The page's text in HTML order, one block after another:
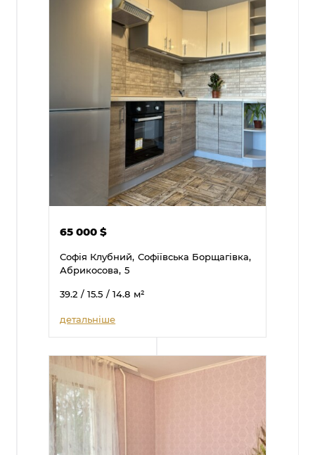
65 000$
Софія Клубний, Софіївська Борщагівка,
Абрикосова, 5
39.2 / 15.5 / 14.8 м²
детальніше